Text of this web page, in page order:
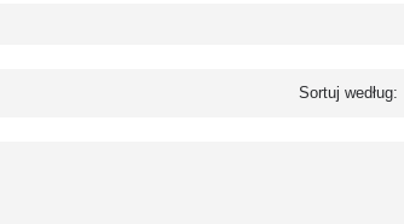
Sortuj według: